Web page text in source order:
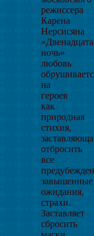
режиссера
Карена
Нерсисяна
ночь»
любовь
на
героев
как
природная
стихия,
отбросить
все
завышенные
ожидания,
страхи.
Заставляет
сбросить